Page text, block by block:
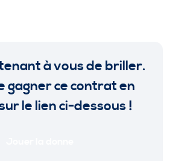
à vous de briller.
gagner ce contrat en
le lien ci-dessous !